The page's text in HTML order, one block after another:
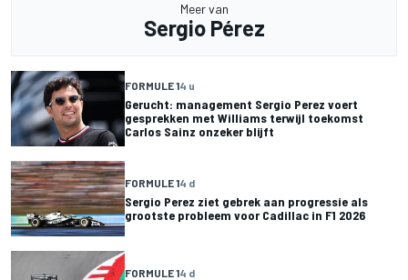
Meer van
Sergio Pérez
FORMULE 14 u
Gerucht: management Sergio Perez voert
gesprekken met Williams terwijl toekomst
Carlos Sainz onzeker blijft
FORMULE 14 d
Sergio Perez ziet gebrek aan progressie als
grootste probleem voor Cadillac in F1 2026
FORMULE 14 d